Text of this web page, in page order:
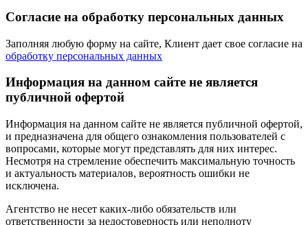
Согласие на обработку персональных данных
Заполняя любую форму на сайте, Клиент дает свое согласие на
обработку персональных данных
Информация на данном сайте не является
публичной офертой
Информация на данном сайте не является публичной офертой,
и предназначена для общего ознакомления пользователей с
вопросами, которые могут представлять для них интерес.
Несмотря на стремление обеспечить максимальную точность
и актуальность материалов, вероятность ошибки не
исключена.
Агентство не несет каких-либо обязательств или
ответственности за недостоверность или неполноту